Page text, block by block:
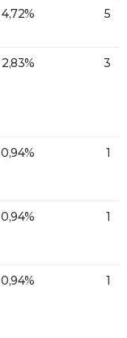
4,72% 5
2,83% 3
0,94% 1
0,94% 1
0,94% 1